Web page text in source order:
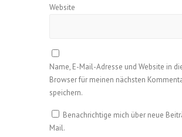
Website
Name, E-Mail-Adresse und Website in
Browser für meinen nächsten
speichern.
Benachrichtige mich über neue
Mail.